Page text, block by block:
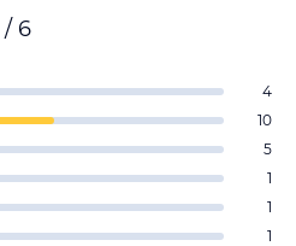
/ 6
4
10
5
1
1
1